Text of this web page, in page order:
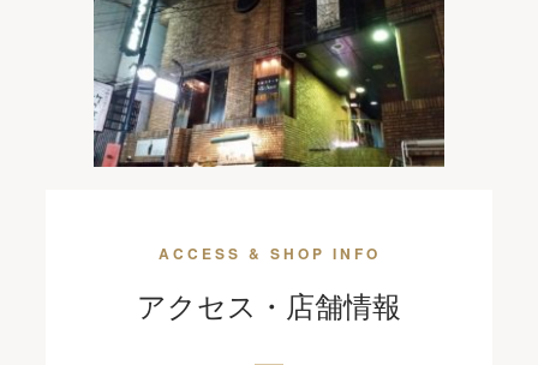
ACCESS & SHOP INFO
アクセス・店舗情報